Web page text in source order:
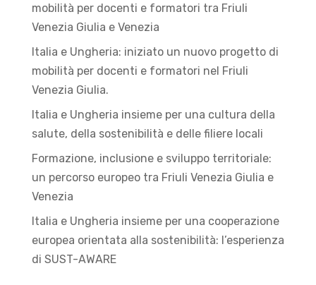
mobilità per docenti e formatori tra Friuli
Venezia Giulia e Venezia
Italia e Ungheria: iniziato un nuovo progetto di
mobilità per docenti e formatori nel Friuli
Venezia Giulia.
Italia e Ungheria insieme per una cultura della
salute, della sostenibilità e delle filiere locali
Formazione, inclusione e sviluppo territoriale:
un percorso europeo tra Friuli Venezia Giulia e
Venezia
Italia e Ungheria insieme per una cooperazione
europea orientata alla sostenibilità: l’esperienza
di SUST-AWARE